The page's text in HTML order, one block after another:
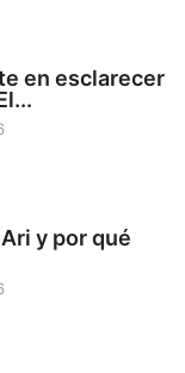
en esclarecer
y por qué